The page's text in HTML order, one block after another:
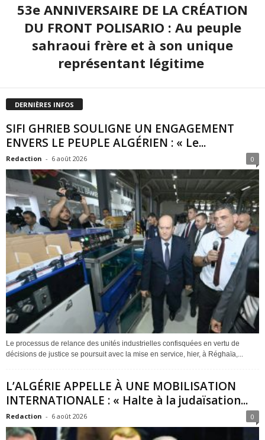
53e ANNIVERSAIRE DE LA CRÉATION
DU FRONT POLISARIO : Au peuple
sahraoui frère et à son unique
représentant légitime
DERNIÈRES INFOS
SIFI GHRIEB SOULIGNE UN ENGAGEMENT
ENVERS LE PEUPLE ALGÉRIEN : « Le...
Redaction - 6 août 2026 0
Le processus de relance des unités industrielles confisquées en vertu de
décisions de justice se poursuit avec la mise en service, hier, à Réghaïa,...
L’ALGÉRIE APPELLE À UNE MOBILISATION
INTERNATIONALE : « Halte à la judaïsation...
Redaction - 6 août 2026 0